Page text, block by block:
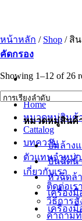
ยัง
เนื้อหา
Home
หมวดหมู่สินค้
Cattalog
บทความ
ตัวแทนจำหน่า
เกี่ยวกับเรา
ติดต่อเรา
วิธีการสั่
คำถาม
หน้าหลัก / Shop /สิน
คัดกรอง
Showing 1–12 of 26
หมวดหมู่สินค้
ปั๊มล้าง
ปืนฉีดน้ำ
หัวฉีดล้
เครื่อง
เครื่อง